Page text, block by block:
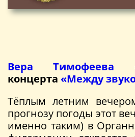
Вера Тимофеева о
концерта «Между
Тёплым летним
прогнозу погоды этот
именно таким) в